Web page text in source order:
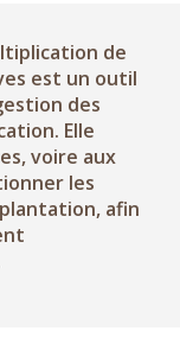
de
est un outil
des
Elle
voire aux
les
afin